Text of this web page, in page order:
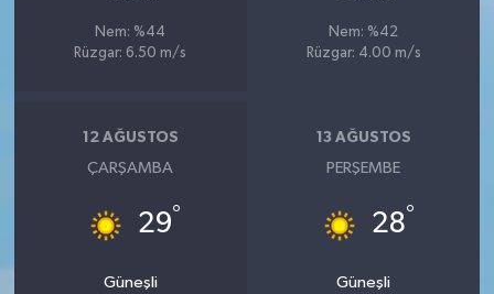
Nem: %44
Rüzgar: 6.50 m/s
Nem: %42
Rüzgar: 4.00 m/s
12 AĞUSTOS
ÇARŞAMBA
29°
Güneşli
13 AĞUSTOS
PERŞEMBE
28°
Güneşli